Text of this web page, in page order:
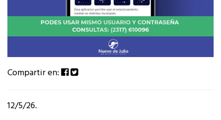
Compartir en:
12/5/26.